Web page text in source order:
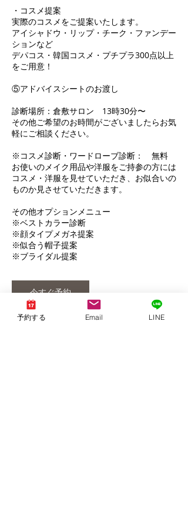
・コスメ提案
実際のコスメをご提案いたします。
アイシャドウ・リップ・チーク・ファンデー
ションなど
デパコス・韓国コスメ・プチプラ300点以上
をご用意！
⑤アドバイスシートのお渡し
診断場所：倉敷サロン 13時30分〜
その他ご希望のお時間がございましたらお気
軽にご相談ください。
※コスメ診断・ワードローブ診断： 無料
お使いのメイク用品や洋服をご持参の方には
コスメ・洋服を見せていただき、お似合いの
ものか見させていただきます。
その他オプションメニュー
※ベストカラー診断
※顔タイプメガネ提案
※似合う帽子提案
今すぐ予約
予約する Email LINE